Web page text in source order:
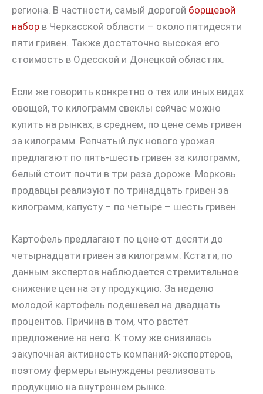
региона. В частности, самый дорогой борщевой
набор в Черкасской области – около пятидесяти
пяти гривен. Также достаточно высокая его
стоимость в Одесской и Донецкой областях.
Если же говорить конкретно о тех или иных видах
овощей, то килограмм свеклы сейчас можно
купить на рынках, в среднем, по цене семь гривен
за килограмм. Репчатый лук нового урожая
предлагают по пять-шесть гривен за килограмм,
белый стоит почти в три раза дороже. Морковь
продавцы реализуют по тринадцать гривен за
килограмм, капусту – по четыре – шесть гривен.
Картофель предлагают по цене от десяти до
четырнадцати гривен за килограмм. Кстати, по
данным экспертов наблюдается стремительное
снижение цен на эту продукцию. За неделю
молодой картофель подешевел на двадцать
процентов. Причина в том, что растёт
предложение на него. К тому же снизилась
закупочная активность компаний-экспортёров,
поэтому фермеры вынуждены реализовать
продукцию на внутреннем рынке.